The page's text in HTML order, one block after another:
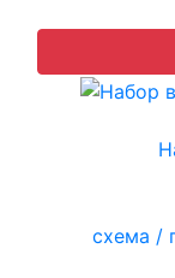
схема /